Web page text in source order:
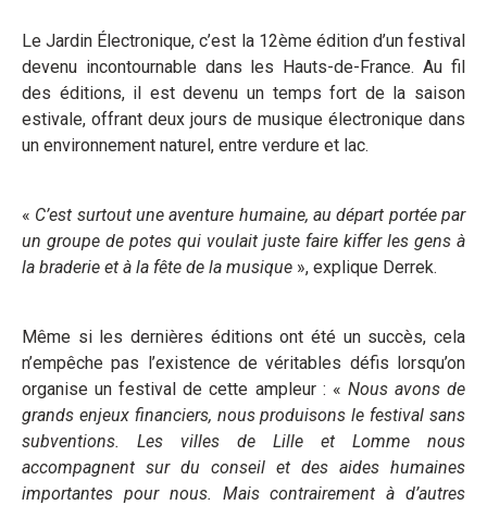
Le Jardin Électronique, c’est la 12ème édition d’un festival
devenu incontournable dans les Hauts-de-France. Au fil
des éditions, il est devenu un temps fort de la saison
estivale, offrant deux jours de musique électronique dans
un environnement naturel, entre verdure et lac.
« C’est surtout une aventure humaine, au départ portée par
un groupe de potes qui voulait juste faire kiffer les gens à
la braderie et à la fête de la musique », explique Derrek.
Même si les dernières éditions ont été un succès, cela
n’empêche pas l’existence de véritables défis lorsqu’on
organise un festival de cette ampleur : « Nous avons de
grands enjeux financiers, nous produisons le festival sans
subventions. Les villes de Lille et Lomme nous
accompagnent sur du conseil et des aides humaines
importantes pour nous. Mais contrairement à d’autres